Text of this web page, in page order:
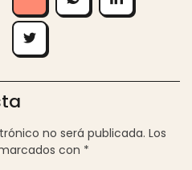
no será publicada. Los
con *